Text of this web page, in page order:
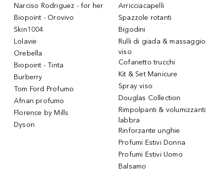
Narciso Rodriguez - for her
Biopoint - Orovivo
Skin1004
Lolavie
Orebella
Biopoint - Tinta
Burberry
Tom Ford Profumo
Afnan profumo
Florence by Mills
Dyson
Arricciacapelli
Spazzole rotanti
Bigodini
Rulli di giada & massaggio
viso
Cofanetto trucchi
Kit & Set Manicure
Spray viso
Douglas Collection
Rimpolpanti & volumizzanti
labbra
Rinforzante unghie
Profumi Estivi Donna
Profumi Estivi Uomo
Balsamo